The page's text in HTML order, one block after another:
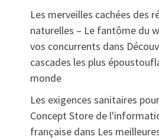
Les merveilles cachées des
naturelles – Le fantôme du
vos concurrents dans
cascades les plus
monde
Les exigences sanitaires
Concept Store de
françaisedans Les